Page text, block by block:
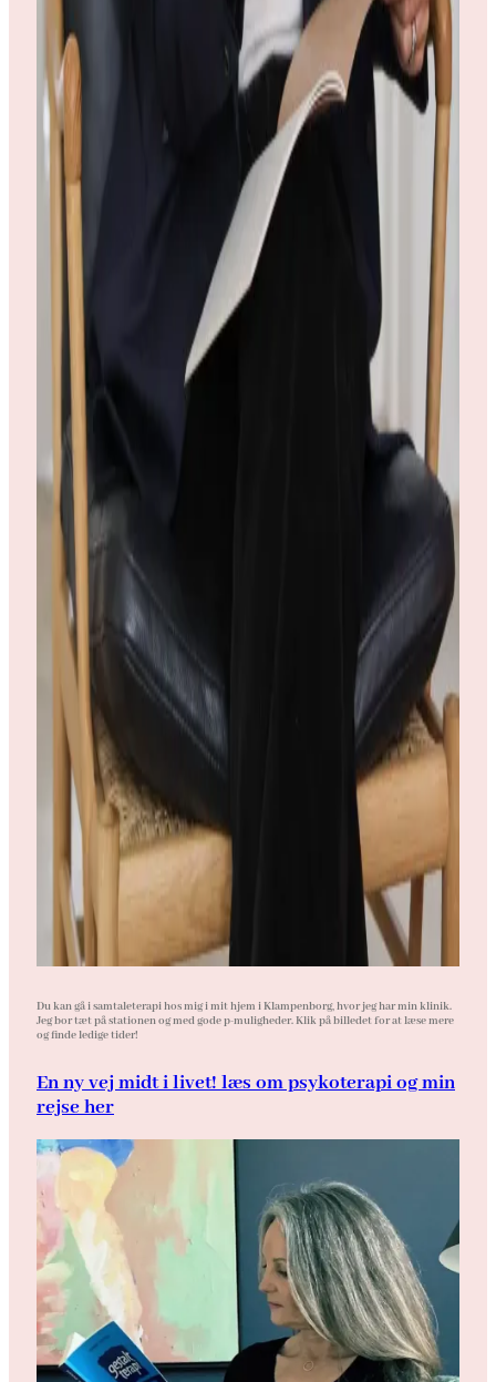
Du kan gå i samtaleterapi hos mig i mit hjem i Klampenborg, hvor jeg har min klinik.
Jeg bor tæt på stationen og med gode p-muligheder. Klik på billedet for at læse mere
og finde ledige tider!
En ny vej midt i livet! læs om psykoterapi og min
rejse her